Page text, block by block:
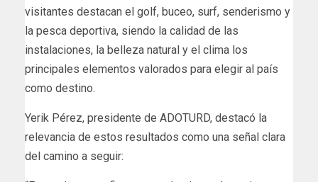
visitantes destacan el golf, buceo, surf, senderismo y
la pesca deportiva, siendo la calidad de las
instalaciones, la belleza natural y el clima los
principales elementos valorados para elegir al país
como destino.
Yerik Pérez, presidente de ADOTURD, destacó la
relevancia de estos resultados como una señal clara
del camino a seguir: